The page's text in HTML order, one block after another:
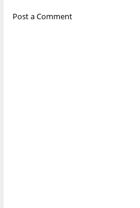
Post a Comment